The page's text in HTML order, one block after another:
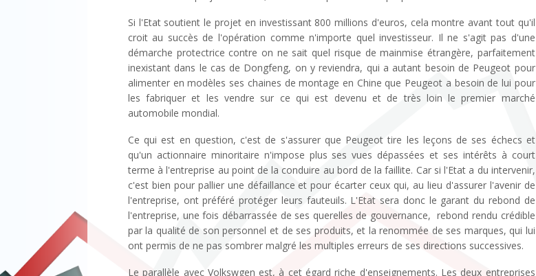
Si l'Etat soutient le projet en investissant 800 millions d'euros, cela montre avant tout qu'il
croit au succès de l'opération comme n'importe quel investisseur. Il ne s'agit pas d'une
démarche protectrice contre on ne sait quel risque de mainmise étrangère, parfaitement
inexistant dans le cas de Dongfeng, on y reviendra, qui a autant besoin de Peugeot pour
alimenter en modèles ses chaines de montage en Chine que Peugeot a besoin de lui pour
les fabriquer et les vendre sur ce qui est devenu et de très loin le premier marché
automobile mondial.
Ce qui est en question, c'est de s'assurer que Peugeot tire les leçons de ses échecs et
qu'un actionnaire minoritaire n'impose plus ses vues dépassées et ses intérêts à court
terme à l'entreprise au point de la conduire au bord de la faillite. Car si l'Etat a du intervenir,
c'est bien pour pallier une défaillance et pour écarter ceux qui, au lieu d'assurer l'avenir de
l'entreprise, ont préféré protéger leurs fauteuils. L'Etat sera donc le garant du rebond de
l'entreprise, une fois débarrassée de ses querelles de gouvernance, rebond rendu crédible
par la qualité de son personnel et de ses produits, et la renommée de ses marques, qui lui
ont permis de ne pas sombrer malgré les multiples erreurs de ses directions successives.
Le parallèle avec Volkswgen est, à cet égard riche d'enseignements. Les deux entreprises